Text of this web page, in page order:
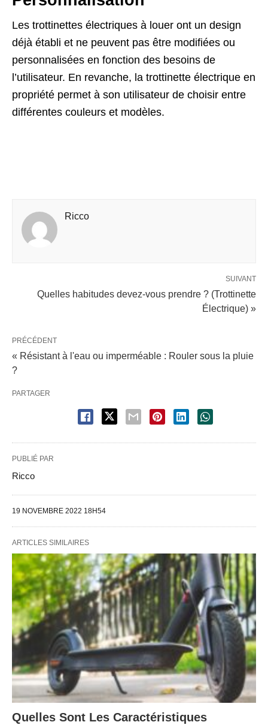
Les trottinettes électriques à louer ont un design
déjà établi et ne peuvent pas être modifiées ou
personnalisées en fonction des besoins de
l’utilisateur. En revanche, la trottinette électrique en
propriété permet à son utilisateur de choisir entre
différentes couleurs et modèles.
Ricco
SUIVANT
Quelles habitudes devez-vous prendre ? (Trottinette
Électrique) »
PRÉCÉDENT
« Résistant à l'eau ou imperméable : Rouler sous la pluie
?
PARTAGER
PUBLIÉ PAR
Ricco
19 NOVEMBRE 2022 18H54
ARTICLES SIMILAIRES
Quelles Sont Les Caractéristiques